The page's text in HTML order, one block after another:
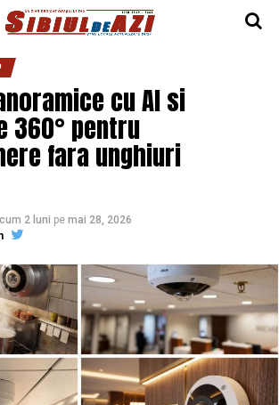
cu AI si
360° pentru
fara unghiuri
2 luni pe mai 28, 2026